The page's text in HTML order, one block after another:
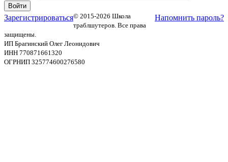
Зарегистрироваться Напомнить пароль?
© 2015-2026 Школа
траблшутеров. Все права
защищены.
ИП Брагинский Олег Леонидович
ИНН 770871661320
ОГРНИП 325774600276580